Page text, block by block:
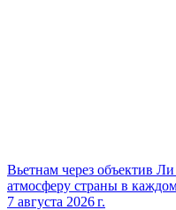
Вьетнам через объектив
атмосферу страны в
7 августа 2026 г.